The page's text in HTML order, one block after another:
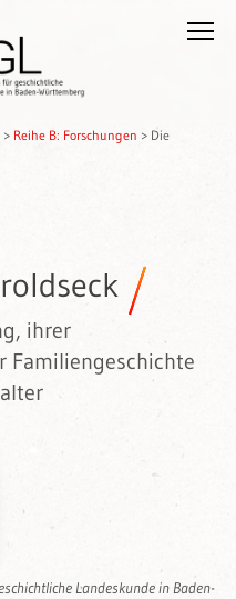
> Reihe B: Forschungen > Die
ihrer
Familiengeschichte
Landeskunde in Baden-